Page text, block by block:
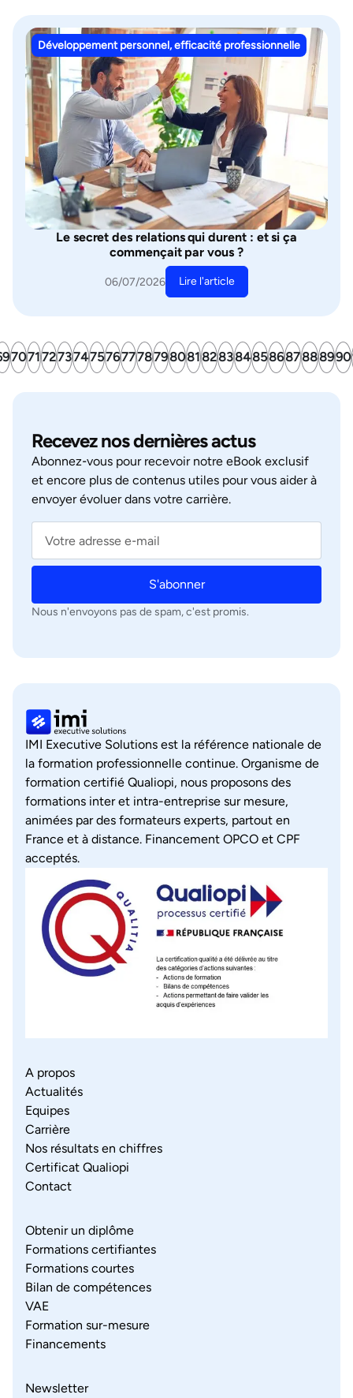
Développement personnel, efficacité professionnelle
Le secret des relations qui durent : et si ça
commençait par vous ?
06/07/2026 Lire l'article
707172737475767778798081828384858687888990
Recevez nos dernières actus
Abonnez‑vous pour recevoir notre eBook exclusif
et encore plus de contenus utiles pour vous aider à
envoyer évoluer dans votre carrière.
S'abonner
Nous n'envoyons pas de spam, c'est promis.
IMI Executive Solutions est la référence nationale de
la formation professionnelle continue. Organisme de
formation certifié Qualiopi, nous proposons des
formations inter et intra-entreprise sur mesure,
animées par des formateurs experts, partout en
France et à distance. Financement OPCO et CPF
acceptés.
A propos
Actualités
Equipes
Carrière
Nos résultats en chiffres
Certificat Qualiopi
Contact
Obtenir un diplôme
Formations certifiantes
Formations courtes
Bilan de compétences
VAE
Formation sur-mesure
Financements
Newsletter